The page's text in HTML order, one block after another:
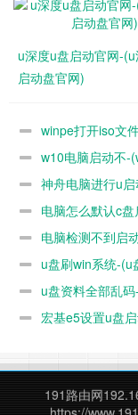
我们还可以用
去下载，文章底下
打开软件我们选择
前分区】
u深度u盘启动官网-
启动盘官网)
winpe打开iso文
w10电脑启动不-
神舟电脑进行u
电脑怎么默认c
电脑检测不到启
u盘刷win系统-(u
u盘资料全部乱
宏基e5设置u盘
191路由网